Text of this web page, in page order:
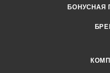
БОНУСНАЯ